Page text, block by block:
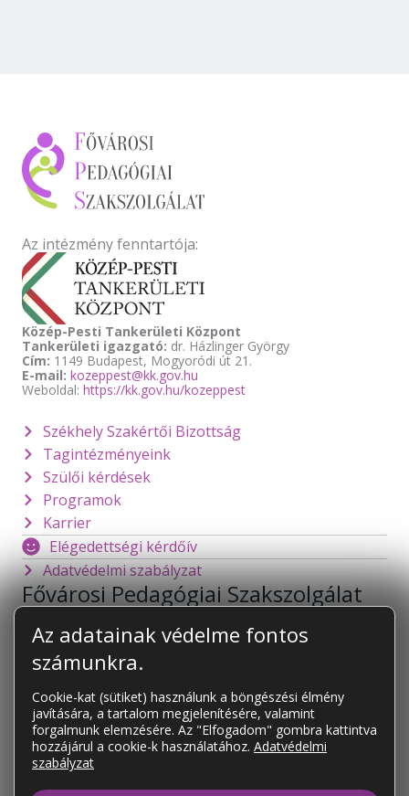
Az intézmény fenntartója:
Közép-Pesti Tankerületi Központ
Tankerületi igazgató: dr. Házlinger György
Cím: 1149 Budapest, Mogyoródi út 21.
E-mail: kozeppest@kk.gov.hu
Weboldal: https://kk.gov.hu/kozeppest
Székhely Szakértői Bizottság
Tagintézményeink
Szülői kérdések
Programok
Karrier
Elégedettségi kérdőív
Adatvédelmi szabályzat
Fővárosi Pedagógiai Szakszolgálat
1141 Budapest
Mogyoródi út 128.
foigazgato@fpsz.net
KAPCSOLAT
Tagintézményeink
Tagintézményeink elérhetőségei
Az adatainak védelme fontos
számunkra.
Cookie-kat (sütiket) használunk a böngészési élmény
javítására, a tartalom megjelenítésére, valamint
forgalmunk elemzésére. Az "Elfogadom" gombra kattintva
hozzájárul a cookie-k használatához. Adatvédelmi
szabályzat